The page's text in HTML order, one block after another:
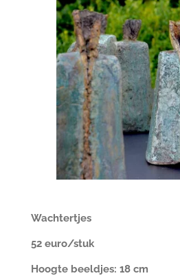
Wachtertjes
52 euro/stuk
Hoogte beeldjes: 18 cm